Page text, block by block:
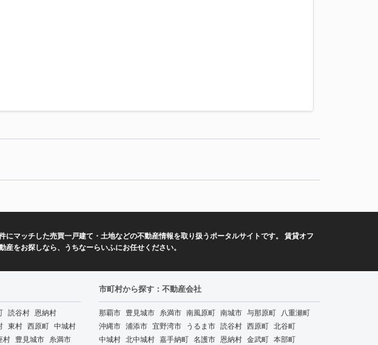
マッチした売買一戸建て・土地などの不動産情報を取り扱うポータルサイトです。 賃貸オフ
をお探しなら、うちなーらいふにお任せください。
読谷村 恩納村
東村 西原町 中城村
村 豊見城市 糸満市
市町村から探す：不動産会社
那覇市 豊見城市 糸満市 南風原町 南城市 与那原町 八重瀬町
沖縄市 浦添市 宜野湾市 うるま市 読谷村 西原町 北谷町
中城村 北中城村 嘉手納町 名護市 恩納村 金武町 本部町